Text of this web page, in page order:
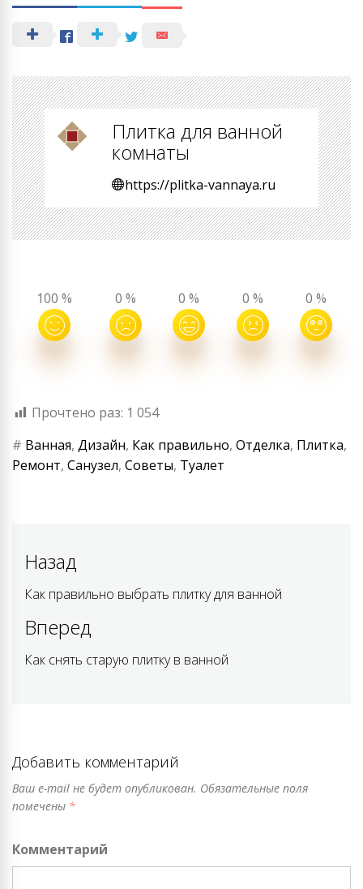
Плитка для ванной
комнаты
https://plitka-vannaya.ru
100 % 0 % 0 % 0 % 0 %
Прочтено раз: 1 054
# Ванная, Дизайн, Как правильно, Отделка, Плитка,
Ремонт, Санузел, Советы, Туалет
Навигация
по
записям
Назад
Previous
Как правильно выбрать плитку для ванной
Вперед
Next
Как снять старую плитку в ванной
Добавить комментарий
Ваш e-mail не будет опубликован. Обязательные поля
помечены *
Комментарий